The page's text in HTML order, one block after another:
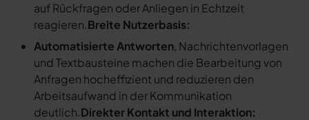
auf Rückfragen oder Anliegen in Echtzeit
reagieren.Breite Nutzerbasis:
Automatisierte Antworten, Nachrichtenvorlagen
und Textbausteine machen die Bearbeitung von
Anfragen hocheffizient und reduzieren den
Arbeitsaufwand in der Kommunikation
deutlich.Direkter Kontakt und Interaktion: